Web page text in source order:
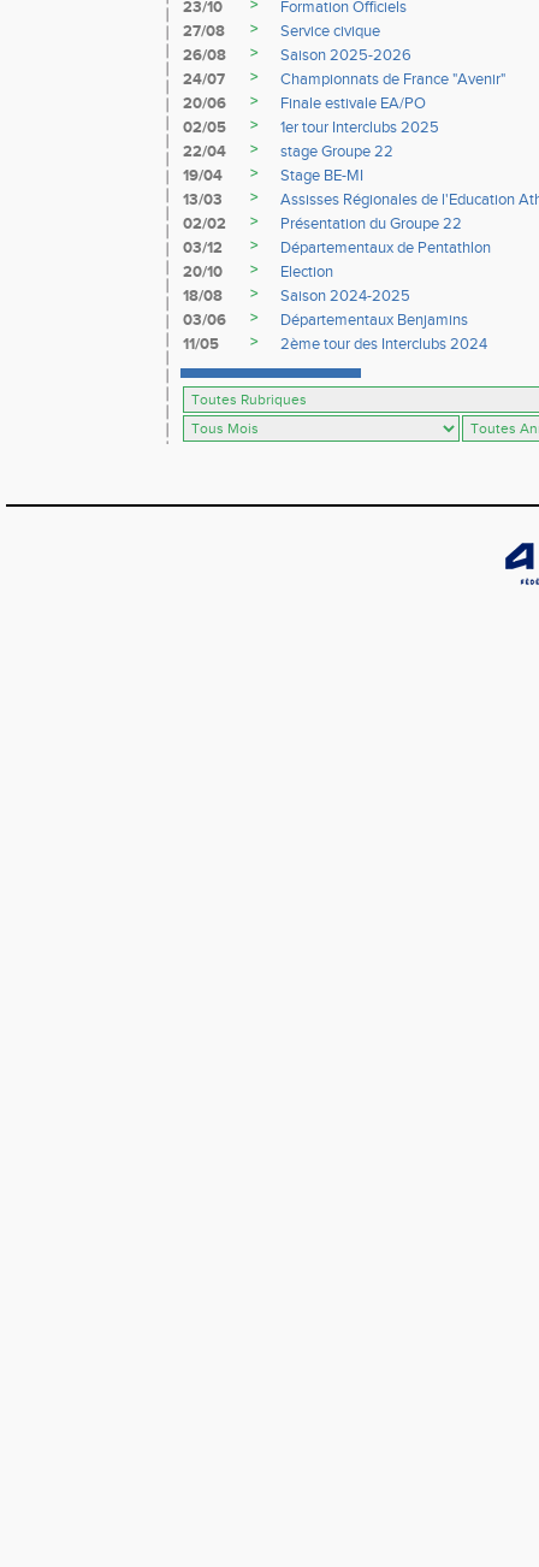
23/10
>
Formation Officiels
27/08
>
Service civique
26/08
>
Saison 2025-2026
24/07
>
Championnats de France "Avenir"
20/06
>
Finale estivale EA/PO
02/05
>
1er tour Interclubs 2025
22/04
>
stage Groupe 22
19/04
>
Stage BE-MI
13/03
>
Assisses Régionales de l'Education
02/02
>
Présentation du Groupe 22
03/12
>
Départementaux de Pentathlon
20/10
>
Election
18/08
>
Saison 2024-2025
03/06
>
Départementaux Benjamins
11/05
> 2ème tour des Interclubs 2024